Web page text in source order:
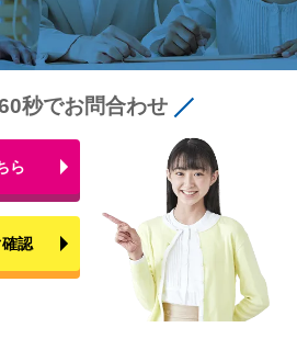
秒でお問合わせ
ら
認